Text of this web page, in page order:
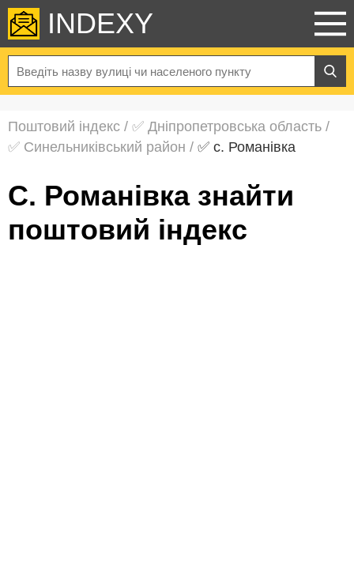
INDEXY
Поштовий індекс / ✅ Дніпропетровська область /
✅ Синельниківський район / ✅ с. Романівка
с. Романівка знайти
поштовий індекс